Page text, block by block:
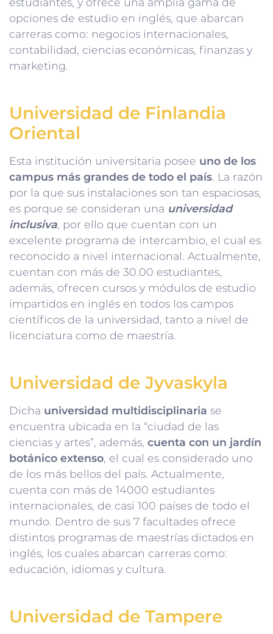
opciones de estudio en inglés, que abarcan
carreras como: negocios internacionales,
contabilidad, ciencias económicas, finanzas y
marketing.
Universidad de Finlandia
Oriental
Esta institución universitaria posee uno de los
campus más grandes de todo el país. La razón
por la que sus instalaciones son tan espaciosas,
es porque se consideran una universidad
inclusiva, por ello que cuentan con un
excelente programa de intercambio, el cual es
reconocido a nivel internacional. Actualmente,
cuentan con más de 30.00 estudiantes,
además, ofrecen cursos y módulos de estudio
impartidos en inglés en todos los campos
científicos de la universidad, tanto a nivel de
licenciatura como de maestría.
Universidad de Jyvaskyla
Dicha universidad multidisciplinaria se
encuentra ubicada en la “ciudad de las
ciencias y artes”, además, cuenta con un jardín
botánico extenso, el cual es considerado uno
de los más bellos del país. Actualmente,
cuenta con más de 14000 estudiantes
internacionales, de casi 100 países de todo el
mundo. Dentro de sus 7 facultades ofrece
distintos programas de maestrías dictados en
inglés, los cuales abarcan carreras como:
educación, idiomas y cultura.
Universidad de Tampere